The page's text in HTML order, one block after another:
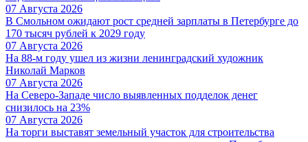
07 Августа 2026
В Смольном ожидают рост средней зарплаты в Петербурге до
170 тысяч рублей к 2029 году
07 Августа 2026
На 88-м году ушел из жизни ленинградский художник
Николай Марков
07 Августа 2026
На Северо-Западе число выявленных подделок денег
снизилось на 23%
07 Августа 2026
На торги выставят земельный участок для строительства